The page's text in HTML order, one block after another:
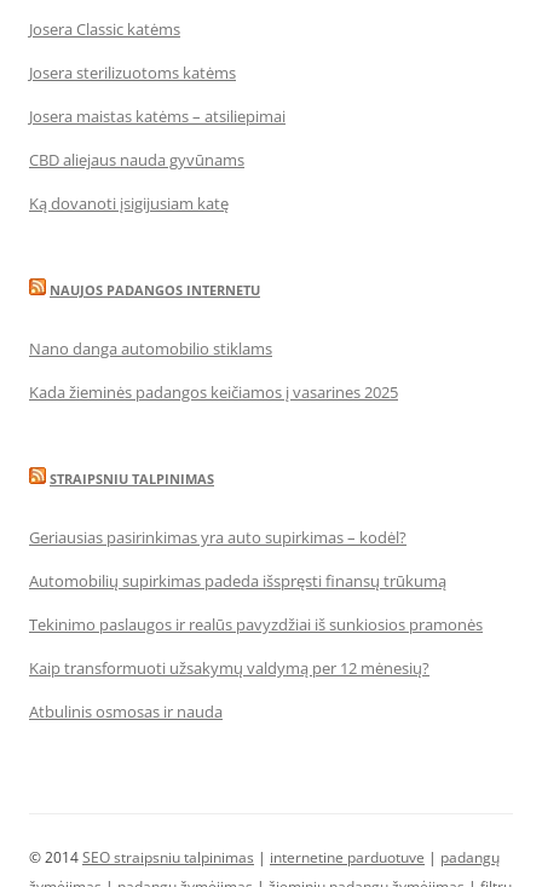
Josera Classic katėms
Josera sterilizuotoms katėms
Josera maistas katėms – atsiliepimai
CBD aliejaus nauda gyvūnams
Ką dovanoti įsigijusiam katę
NAUJOS PADANGOS INTERNETU
Nano danga automobilio stiklams
Kada žieminės padangos keičiamos į vasarines 2025
STRAIPSNIU TALPINIMAS
Geriausias pasirinkimas yra auto supirkimas – kodėl?
Automobilių supirkimas padeda išspręsti finansų trūkumą
Tekinimo paslaugos ir realūs pavyzdžiai iš sunkiosios pramonės
Kaip transformuoti užsakymų valdymą per 12 mėnesių?
Atbulinis osmosas ir nauda
© 2014SEO straipsniu talpinimas | internetine parduotuve | padangų